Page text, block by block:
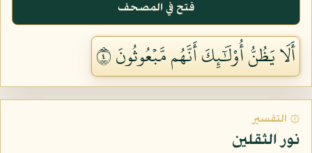
فتح في المصحف
أَلَا يَظُنُّ أُوْلَٰٓئِكَ أَنَّهُم مَّبۡعُوثُونَ ٤
۞ التفسير
نور الثقلين